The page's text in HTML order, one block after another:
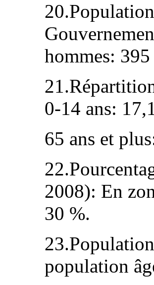
hommes:
0-14 ans:
65 ans et
2008): En
30 %.
population